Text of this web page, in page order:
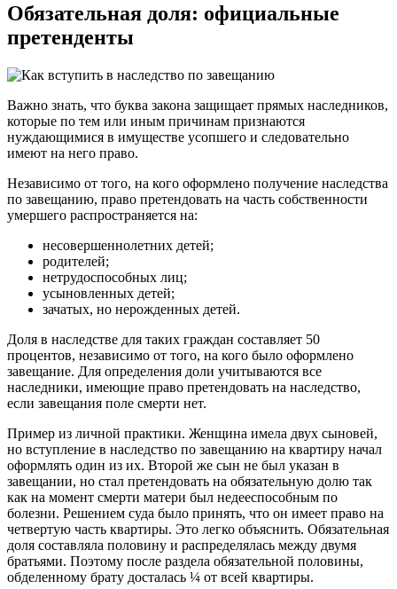
Обязательная доля: официальные
претенденты
Важно знать, что буква закона защищает прямых наследников,
которые по тем или иным причинам признаются
нуждающимися в имуществе усопшего и следовательно
имеют на него право.
Независимо от того, на кого оформлено получение наследства
по завещанию, право претендовать на часть собственности
умершего распространяется на:
несовершеннолетних детей;
родителей;
нетрудоспособных лиц;
усыновленных детей;
зачатых, но нерожденных детей.
Доля в наследстве для таких граждан составляет 50
процентов, независимо от того, на кого было оформлено
завещание. Для определения доли учитываются все
наследники, имеющие право претендовать на наследство,
если завещания поле смерти нет.
Пример из личной практики. Женщина имела двух сыновей,
но вступление в наследство по завещанию на квартиру начал
оформлять один из их. Второй же сын не был указан в
завещании, но стал претендовать на обязательную долю так
как на момент смерти матери был недееспособным по
болезни. Решением суда было принять, что он имеет право на
четвертую часть квартиры. Это легко объяснить. Обязательная
доля составляла половину и распределялась между двумя
братьями. Поэтому после раздела обязательной половины,
обделенному брату досталась ¼ от всей квартиры.